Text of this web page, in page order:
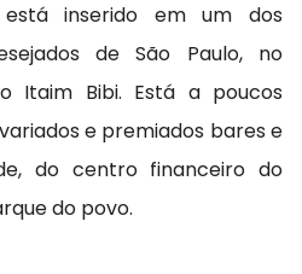
está inserido em um dos
de São Paulo, no
Itaim Bibi. Está a poucos
e premiados bares e
do centro financeiro do
do povo.